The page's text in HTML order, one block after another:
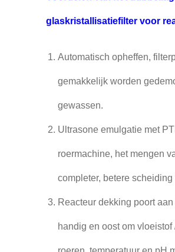
glaskristallisatiefilter voor
Automatisch opheffen,
gemakkelijk worden
gewassen.
Ultrasone emulgatie met
roermachine, het mengen
completer, betere
Reacteur dekking poort
handig en oost om vloeistof